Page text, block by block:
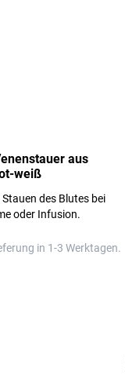
aus
weiß
des Blutes bei
oder Infusion.
in 1-3 Werktagen.